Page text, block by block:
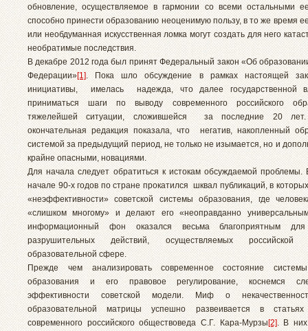
обновление, осуществляемое в гармонии со всеми остальными
способно принести образованию неоценимую пользу, в то же время
или необдуманная искусственная ломка могут создать для него
необратимые последствия.
В декабре 2012 года был принят Федеральный закон «Об
Федерации»[1]. Пока шло обсуждение в рамках настоящей
инициативы, имелась надежда, что далее государственной
приниматься шаги по выводу современного российского
тяжелейшей ситуации, сложившейся за последние 20
окончательная редакция показала, что негатив, накопленный
системой за предыдущий период, не только не изымается, но и
крайне опасными, новациями.
Для начала следует обратиться к истокам обсуждаемой проблемы.
начале 90-х годов по стране прокатился шквал публикаций, в
«неэффективности» советской системы образования, где
«слишком многому» и делают его «неоправданно
информационный фон оказался весьма благоприятным
разрушительных действий, осуществляемых
образовательной сфере.
Прежде чем анализировать современное состояние системы
образования и его правовое регулирование, коснемся
эффективности советской модели. Миф о
образовательной матрицы успешно развеивается в статьях
современного российского обществоведа С.Г. Кара-Мурзы[2]. В